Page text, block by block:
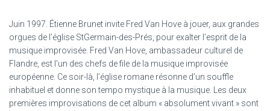
Juin 1997. Étienne Brunet invite Fred Van Hove à jouer, aux grandes
orgues de l’église StGermain-des-Prés, pour exalter l’esprit de la
musique improvisée. Fred Van Hove, ambassadeur culturel de
Flandre, est l’un des chefs de file de la musique improvisée
européenne. Ce soir-là, l’église romane résonne d’un souffle
inhabituel et donne son tempo mystique à la musique. Les deux
premières improvisations de cet album « absolument vivant » sont